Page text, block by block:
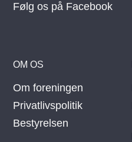
OM OS
Om foreningen
Privatlivspolitik
Bestyrelsen
Følg os på Facebook